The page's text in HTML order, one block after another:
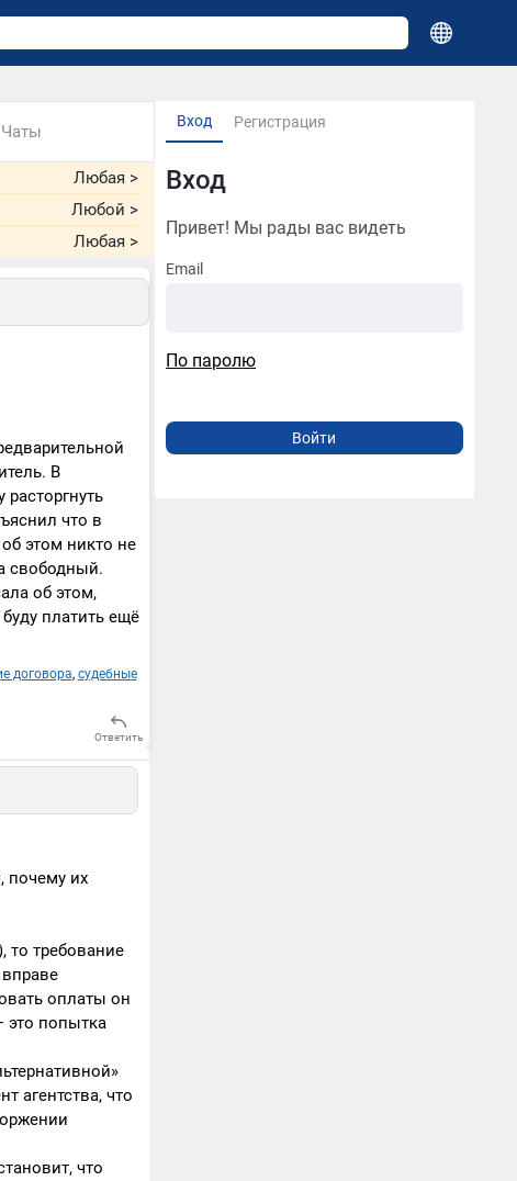
Вход Регистрация
Вход
Привет! Мы рады вас видеть
Email
По паролю
Чаты
Любая >
Любой >
Любая >
В
что в
этом никто не
свободный.
об этом,
платить ещё
договора, судебные
Ответить
почему их
то требование
оплаты он
это попытка
агентства, что
что